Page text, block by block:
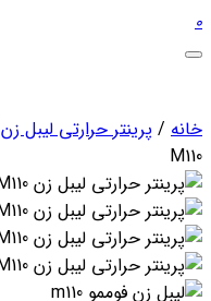
0
خانه / پرینتر حرارتی لیبل زن
M110